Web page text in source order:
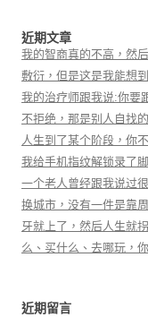
近期文章
我的智商真的不高，然
敷衍，但是这是我能想
我的治疗师跟我说:你要
不拒绝，那是别人自找的
人生到了某个阶段，你
我给手机指纹解锁录了
一个老人曾经跟我说过
换城市，没有一件是靠
牙就上了，然后人生就
么、买什么、去哪玩，
近期留言